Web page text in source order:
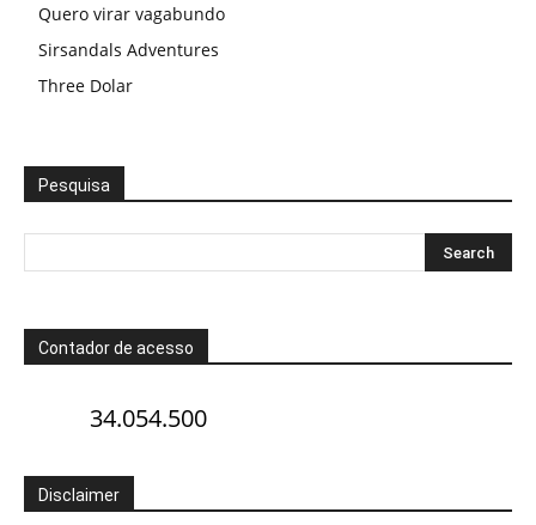
Quero virar vagabundo
Sirsandals Adventures
Three Dolar
Pesquisa
Contador de acesso
34.054.500
Disclaimer